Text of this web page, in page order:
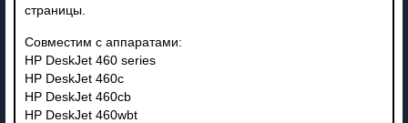
страницы.
Совместим с аппаратами:
HP DeskJet 460 series
HP DeskJet 460c
HP DeskJet 460cb
HP DeskJet 460wbt